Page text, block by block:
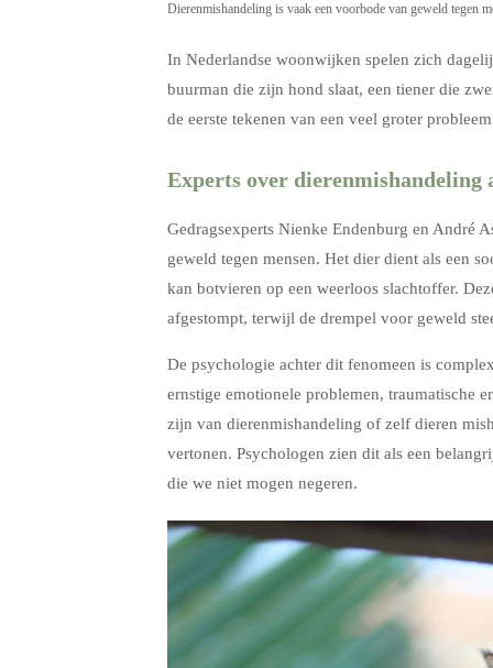
Dierenmishandeling is vaak een voorbode van geweld tegen
In Nederlandse woonwijken spelen zich
buurman die zijn hond slaat, een tiener die
de eerste tekenen van een veel groter
Experts over dierenmishandeling
Gedragsexperts Nienke Endenburg en André
geweld tegen mensen. Het dier dient als een
kan botvieren op een weerloos slachtoffer.
afgestompt, terwijl de drempel voor geweld
De psychologie achter dit fenomeen is
ernstige emotionele problemen, traumatische
zijn van dierenmishandeling of zelf dieren
vertonen. Psychologen zien dit als een
die we niet mogen negeren.